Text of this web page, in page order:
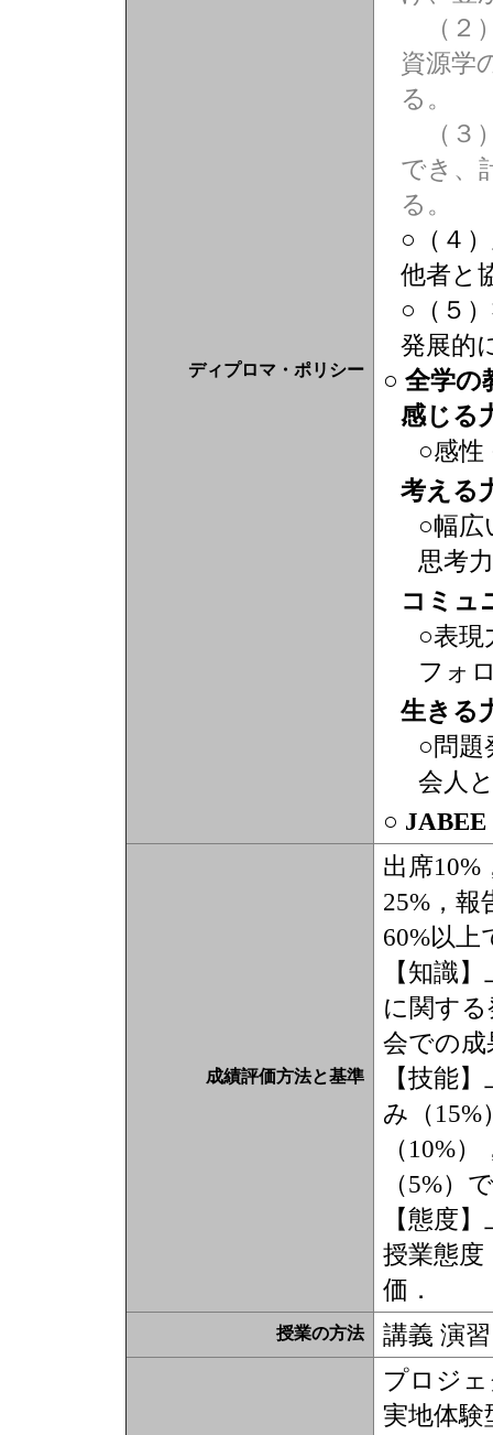
ディプロマ・ポリシー
（２
資源学
る。
（３
でき、
る。
○（４
他者と
○（５
発展的
○ 全学の
感じる
○感性
考える
○幅広
思考力
コミュ
○表現
フォ
生きる
○問題
会人
○
成績評価方法と基準
出席10%
25%，報
60%以上
【知識
に関する
会での成
【技能
み（
（10%
（5%）
【態度
授業態度
価．
授業の方法 講義 演習
プロジ
実地体験